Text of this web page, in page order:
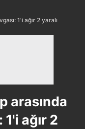
1'i ağır 2 yaralı
arasında
ağır 2